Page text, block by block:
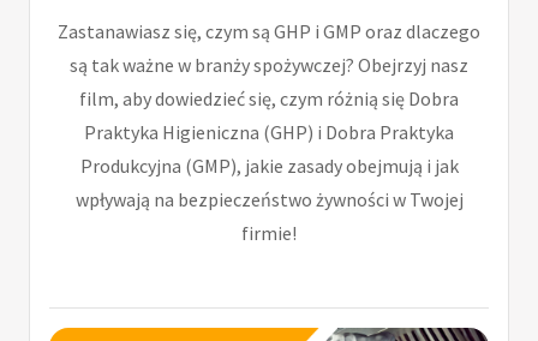
Zastanawiasz się, czym są GHP i GMP oraz dlaczego
są tak ważne w branży spożywczej? Obejrzyj nasz
film, aby dowiedzieć się, czym różnią się Dobra
Praktyka Higieniczna (GHP) i Dobra Praktyka
Produkcyjna (GMP), jakie zasady obejmują i jak
wpływają na bezpieczeństwo żywności w Twojej
firmie!